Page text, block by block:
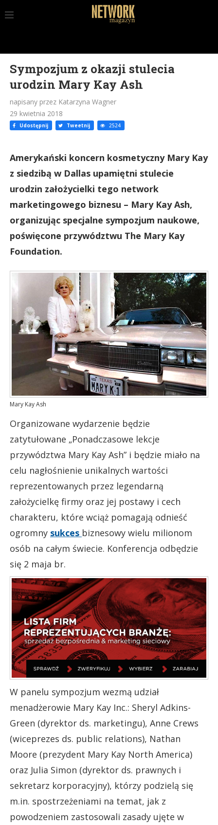
Sympozjum z okazji stulecia
urodzin Mary Kay Ash
napisany przez Katarzyna Wagner
29 kwietnia 2018
Udostępnij Tweetnij 2524
Amerykański koncern kosmetyczny Mary Kay
z siedzibą w Dallas upamiętni stulecie
urodzin założycielki tego network
marketingowego biznesu – Mary Kay Ash,
organizując specjalne sympozjum naukowe,
poświęcone przywództwu The Mary Kay
Foundation.
Mary Kay Ash
Organizowane wydarzenie będzie
zatytułowane „Ponadczasowe lekcje
przywództwa Mary Kay Ash” i będzie miało na
celu nagłośnienie unikalnych wartości
reprezentowanych przez legendarną
założycielkę firmy oraz jej postawy i cech
charakteru, które wciąż pomagają odnieść
ogromny sukces biznesowy wielu milionom
osób na całym świecie. Konferencja odbędzie
się 2 maja br.
W panelu sympozjum wezmą udział
menadżerowie Mary Kay Inc.: Sheryl Adkins-
Green (dyrektor ds. marketingu), Anne Crews
(wiceprezes ds. public relations), Nathan
Moore (prezydent Mary Kay North America)
oraz Julia Simon (dyrektor ds. prawnych i
sekretarz korporacyjny), którzy podzielą się
m.in. spostrzeżeniami na temat, jak z
powodzeniem zastosowali zasady ujęte w